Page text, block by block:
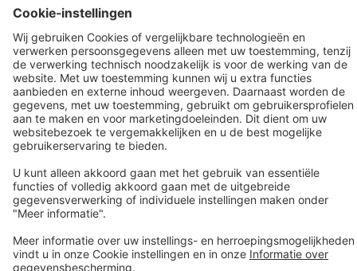
Dräger klantenservice
Over Dräger
Bestellen in onze webshop
Community